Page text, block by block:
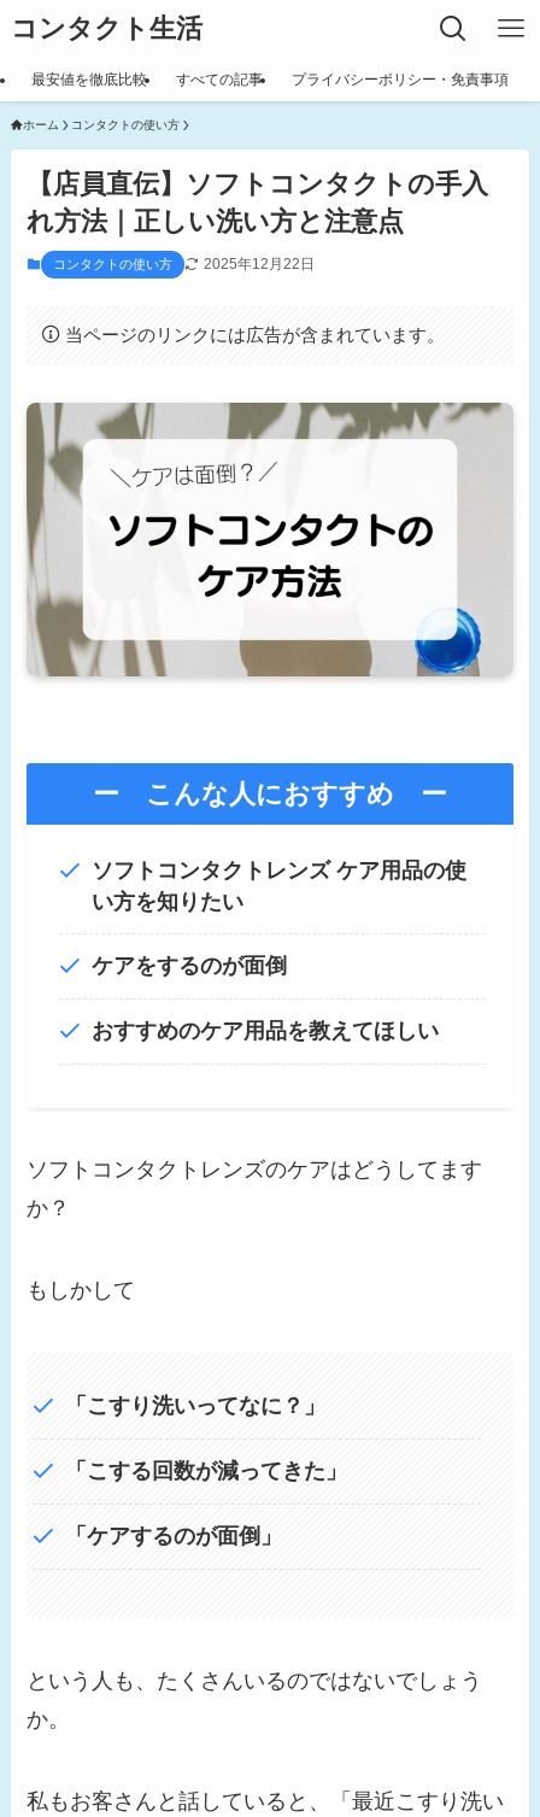
コンタクト生活
最安値を徹底比較 すべての記事 プライバシーポリシー・免責事項
ホーム コンタクトの使い方
【店員直伝】ソフトコンタクトの手入
れ方法｜正しい洗い方と注意点
コンタクトの使い方 2025年12月22日
当ページのリンクには広告が含まれています。
ー こんな人におすすめ ー
ソフトコンタクトレンズ ケア用品の使
い方を知りたい
ケアをするのが面倒
おすすめのケア用品を教えてほしい
ソフトコンタクトレンズのケアはどうしてます
か？
もしかして
「こすり洗いってなに？」
「こする回数が減ってきた」
「ケアするのが面倒」
という人も、たくさんいるのではないでしょう
か。
私もお客さんと話していると、「最近こすり洗い